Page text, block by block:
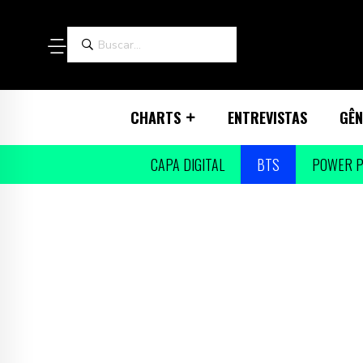
CHARTS ENTREVISTAS
CAPA DIGITAL BTS POWER